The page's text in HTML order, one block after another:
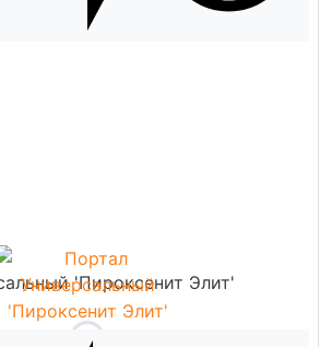
'Пироксенит Элит'